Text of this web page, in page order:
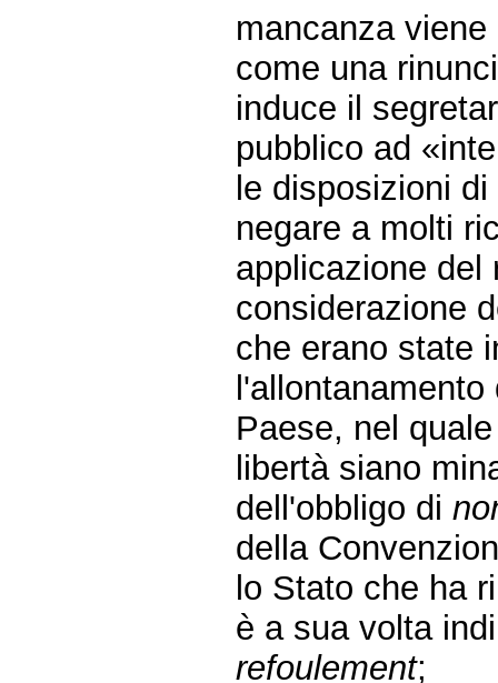
mancanza
come una
induce il
pubblico ad
le disposizioni
negare a molti
applicazione del
considerazione
che erano state
Paese, nel
libertà siano
dell'obbligo di
della
lo Stato che ha
è a sua volta
refoulement;